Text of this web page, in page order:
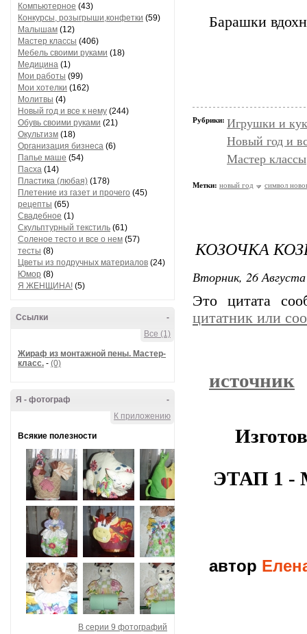
Компьютерное (43)
Конкурсы, розыгрыши,конфетки (59)
Малышам (12)
Мастер классы (406)
Мебель своими руками (18)
Медицина (1)
Мои работы (99)
Мои хотелки (162)
Молитвы (4)
Новый год и все к нему (244)
Обувь своими руками (21)
Окультизм (18)
Организация бизнеса (6)
Папье маше (54)
Пасха (14)
Пластика (любая) (178)
Плетение из газет и прочего (45)
рецепты (65)
Свадебное (1)
Скульптурный текстиль (61)
Соленое тесто и все о нем (57)
тесты (8)
Цветы из подручных материалов (24)
Юмор (8)
Я ЖЕНЩИНА! (5)
-
Ссылки
Все (1)
Жираф из монтажной пены. Мастер-
класс. - (0)
-
Я - фотограф
К приложению
Всякие полезности
В серии 9 фотографий
Барашки
Рубрики: Игрушки и
Новый год и
Мастер классы
Метки: новый год символ
КОЗОЧКА
Вторник, 26
Это цитата
цитатник или
источник
ЭТАП 1
автор